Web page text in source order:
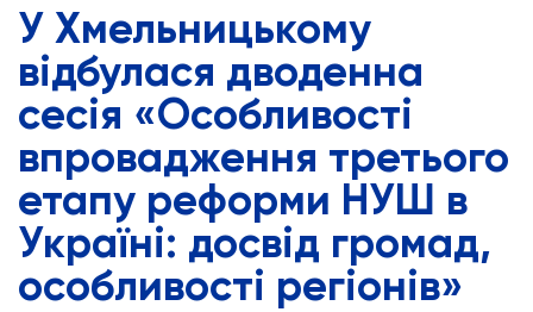
У Хмельницькому
відбулася дводенна
сесія «Особливості
впровадження третього
етапу реформи НУШ в
Україні: досвід громад,
особливості регіонів»